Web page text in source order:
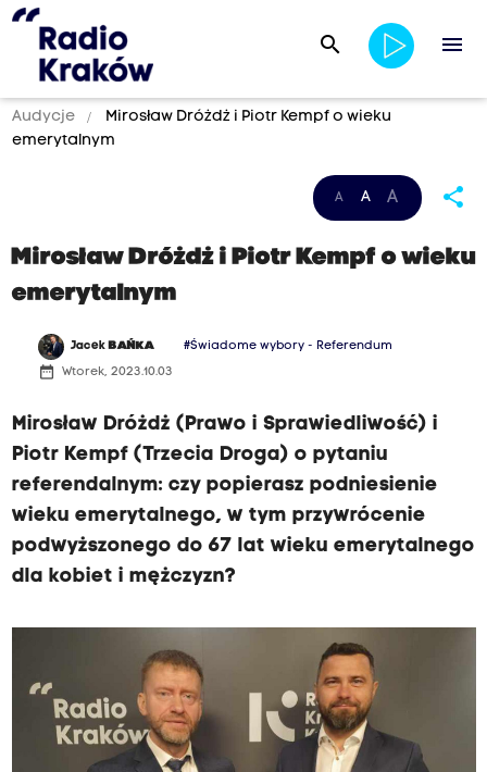
search menu
Audycje
Mirosław Dróżdż i Piotr Kempf o wieku
emerytalnym
A A A share
Mirosław Dróżdż i Piotr Kempf o wieku
emerytalnym
Jacek BAŃKA #Świadome wybory - Referendum
date_range Wtorek, 2023.10.03
Mirosław Dróżdż (Prawo i Sprawiedliwość) i
Piotr Kempf (Trzecia Droga) o pytaniu
referendalnym: czy popierasz podniesienie
wieku emerytalnego, w tym przywrócenie
podwyższonego do 67 lat wieku emerytalnego
dla kobiet i mężczyzn?